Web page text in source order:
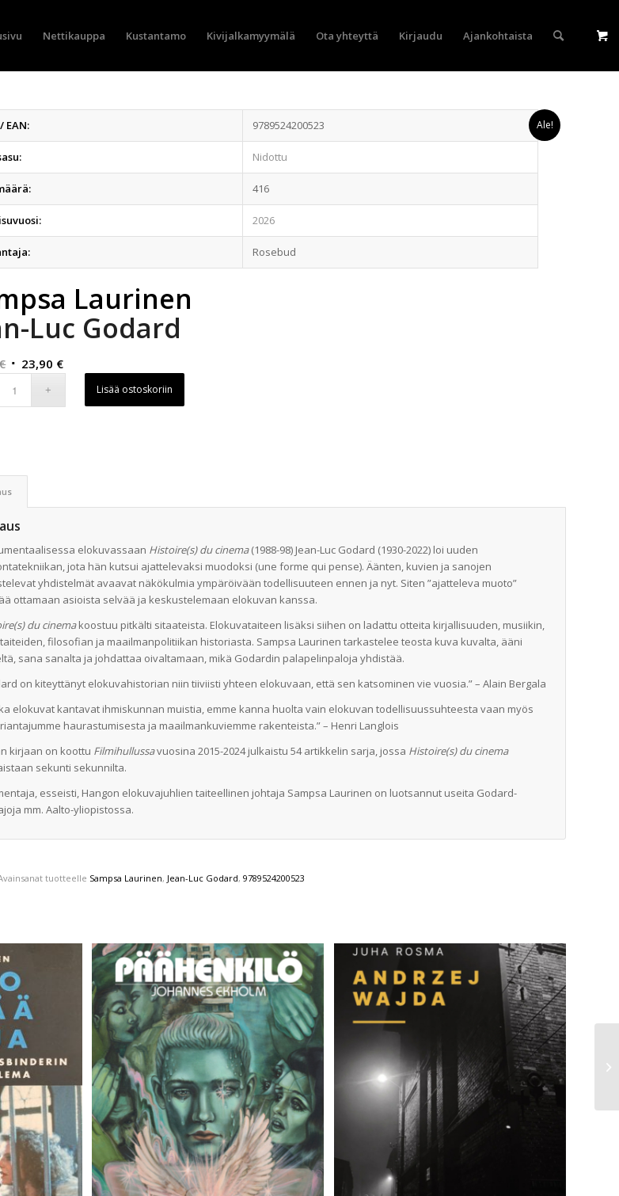
Nettikauppa Kustantamo Kivijalkamyymälä Ota yhteyttä Kirjaudu Ajankohtaista
Ale!
EAN: 9789524200523
Nidottu
416
2026
Rosebud
Laurinen
Luc Godard
Alkuperäinen
23,90 €Nykyinen
Lisää ostoskoriin
elokuvassaan Histoire(s) du cinema(1988-98) Jean-Luc Godard (1930-2022) loi uuden
jota hän kutsui ajattelevaksi muodoksi (une forme qui pense). Äänten, kuvien ja sanojen
yhdistelmät avaavat näkökulmia ympäröivään todellisuuteen ennen ja nyt. Siten ”ajatteleva muoto”
ottamaan asioista selvää ja keskustelemaan elokuvan kanssa.
du cinemakoostuu pitkälti sitaateista. Elokuvataiteen lisäksi siihen on ladattu otteita kirjallisuuden, musiikin,
filosofian ja maailmanpolitiikan historiasta. Sampsa Laurinen tarkastelee teosta kuva kuvalta, ääni
sana sanalta ja johdattaa oivaltamaan, mikä Godardin palapelinpaloja yhdistää.
on kiteyttänyt elokuvahistorian niin tiiviisti yhteen elokuvaan, että sen katsominen vie vuosia.” – Alain Bergala
elokuvat kantavat ihmiskunnan muistia, emme kanna huolta vain elokuvan todellisuussuhteesta vaan myös
haurastumisesta ja maailmankuviemme rakenteista.” – Henri Langlois
kirjaan on koottu Filmihullussavuosina 2015-2024 julkaistu 54 artikkelin sarja, jossa Histoire(s) du cinema
sekunti sekunnilta.
esseisti, Hangon elokuvajuhlien taiteellinen johtaja Sampsa Laurinen on luotsannut useita Godard-
mm. Aalto-yliopistossa.
tuotteelle Sampsa Laurinen, Jean-Luc Godard, 9789524200523